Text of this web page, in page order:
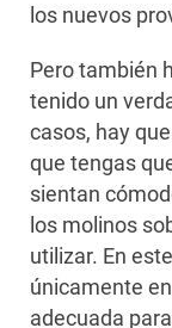
los nuevos
Pero también
tenido un
casos, hay
que tengas
sientan
los molinos
utilizar. En
únicamente
adecuada